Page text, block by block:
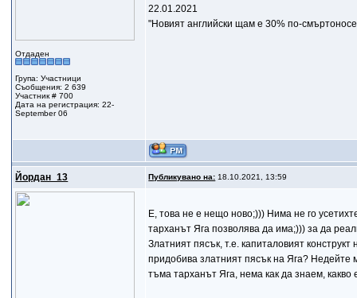
Отдаден
Група: Участници
Съобщения: 2 639
Участник # 700
Дата на регистрация: 22-
September 06
22.01.2021
"Новият английски щам е 30% по-
Йордан_13 Публикувано на: 18.10.2021, 13:59
Е, това не е нещо ново;))) Нима не го
тарханът Яга позволява да има;))) за да
Златният пясък, т.е. капиталовият
придобива златният пясък на Яга?
тъма тарханът Яга, нема как да знаем,